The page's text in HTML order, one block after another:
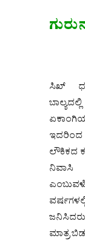
ಸಿಖ್
ಇದರಿಂದ
ಲೌಕಿಕದ
ನಿವಾಸಿ
ಮಾತ್ರ